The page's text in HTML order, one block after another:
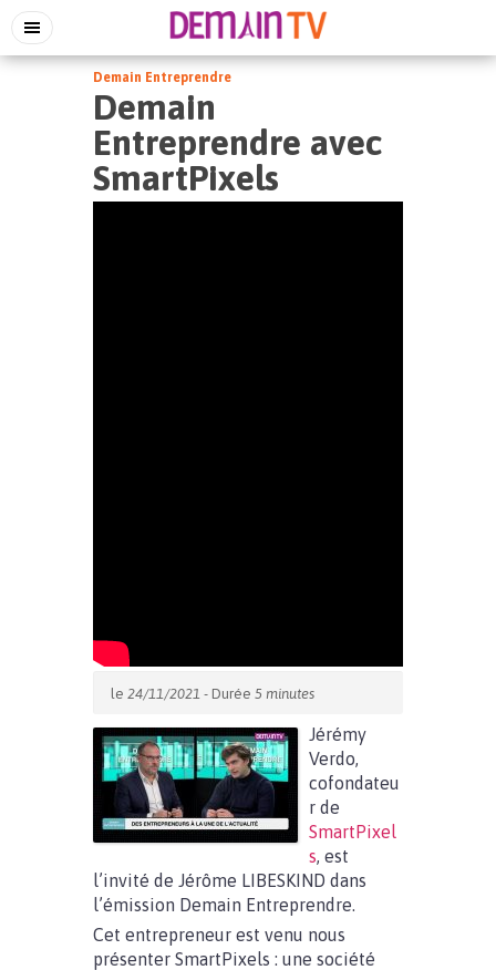
Demain Entreprendre
Demain
Entreprendre avec
SmartPixels
le 24/11/2021 - Durée 5 minutes
Jérémy
Verdo,
cofondateu
r de
SmartPixel
s, est
l’invité de Jérôme LIBESKIND dans
l’émission Demain Entreprendre.
Cet entrepreneur est venu nous
présenter SmartPixels : une société